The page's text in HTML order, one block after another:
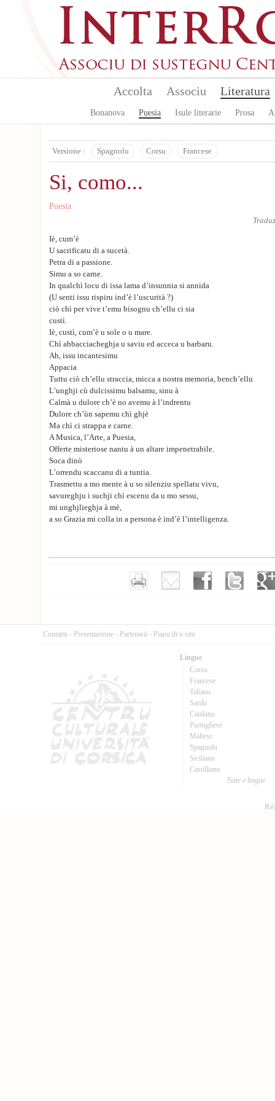
Accolta Associu Literatura
Bonanova Puesia Isule literarie Prosa
Versione : Spagnolu Corsu Francese
Si, como...
Puesia
Iè, cum’è
U sacrificatu di a sucetà.
Petra di a passione.
Simu a so carne.
In qualchì locu di issa lama d’insunnia si annida
(U senti issu rispiru ind’è l’uscurità ?)
ciò chì per vive t’emu bisognu ch’ellu ci sia
custì.
Iè, custì, cum’è u sole o u mare.
Chì abbacciacheghja u saviu ed acceca u barbaru.
Ah, issu incantesimu
Appacia
Tuttu ciò ch’ellu straccia, micca a nostra memoria, bench’ellu
L’unghji cù dulcissimu balsamu, sinu à
Calmà u dulore ch’è no avemu à l’indrentu
Dulore ch’ùn sapemu chì ghjè
Ma chì ci strappa e carne.
A Musica, l’Arte, a Puesia,
Offerte misteriose nantu à un altare impenetrabile.
Soca dinò
L’orrendu scaccanu di a tuntia.
Trasmettu a mo mente à u so silenziu spellatu vivu,
savureghju i suchji chì escenu da u mo sessu,
mi unghjlieghja à mè,
a so Grazia mi colla in a persona è ind’è l’intelligenza.
Cuntattu - Presentazione - Partenarii - Pianu di u situ
Lingue
Corsu
Francese
Talianu
Sardu
Catalanu
Purtughese
Maltese
Spagnolu
Sicilianu
Castillianu
Tutte e lingue